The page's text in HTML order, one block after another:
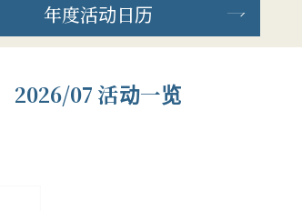
年度活动日历
2026/07 活动一览